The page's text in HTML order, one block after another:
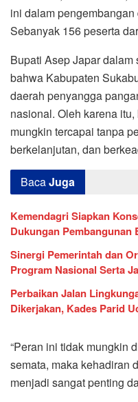
ini dalam
Sebanyak 156 peserta
Bupati Asep Japar
bahwa Kabupaten
daerah penyangga
nasional. Oleh karena
mungkin tercapai tanpa
berkelanjutan, dan
BacaJuga
Kemendagri Siapkan
Dukungan Pembangunan
Sinergi Pemerintah dan
Program Nasional Serta
Perbaikan Jalan
Dikerjakan, Kades Parid
“Peran ini tidak mungkin
semata, maka kehadiran
menjadi sangat penting